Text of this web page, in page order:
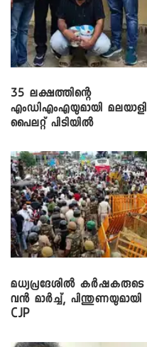
35 ലക്ഷത്തിന്റെ
എംഡിഎംഎയുമായി മലയാളി
പൈലറ്റ് പിടിയിൽ
മധ്യപ്രദേശിൽ കർഷകരുടെ
വൻ മാർച്ച്, പിന്തുണയുമായി
CJP